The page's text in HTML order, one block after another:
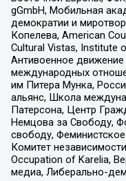
gGmbH, Мобильная
демократии и
Копелева, American
Cultural Vistas, Institute
Антивоенное
международных
им Питера Мунка,
альянс, Школа
Патерсона, Центр
Немцова за Свободу,
свободу,
Комитет
Occupation of Karelia,
медиа, Либерально-